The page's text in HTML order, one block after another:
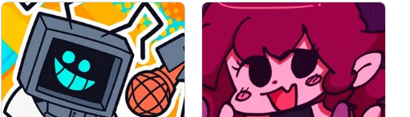
Отмена Коментировать